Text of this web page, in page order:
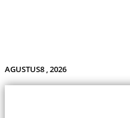
AGUSTUS8 , 2026
Undas.id